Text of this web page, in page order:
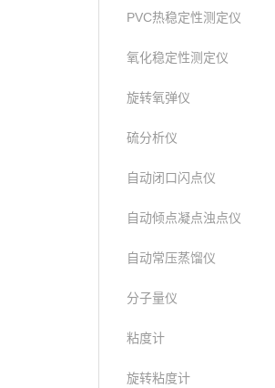
PVC热稳定性测定仪
氧化稳定性测定仪
旋转氧弹仪
硫分析仪
自动闭口闪点仪
自动倾点凝点浊点仪
自动常压蒸馏仪
分子量仪
粘度计
旋转粘度计